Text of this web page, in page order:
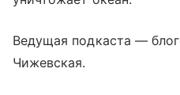
Ведущая подкаста —
Чижевская.